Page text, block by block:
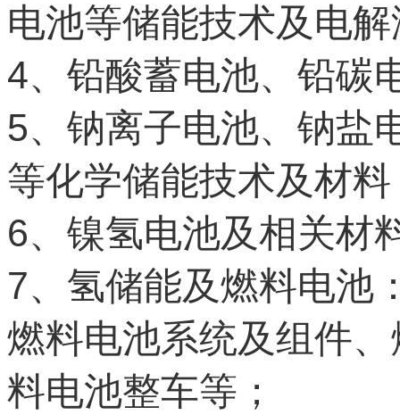
电池等储能技术及电
4、铅酸蓄电池、铅碳
5、钠离子电池、钠盐
等化学储能技术及材料
6、镍氢电池及相关材
7、氢储能及燃料电池
燃料电池系统及组件
料电池整车等；